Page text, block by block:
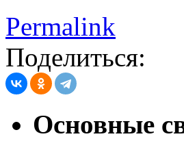
Permalink
Поделиться:
Основные